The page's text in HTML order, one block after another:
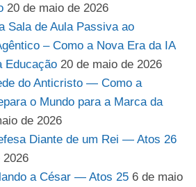
20 de maio de 2026
Sala de Aula Passiva ao
– Como a Nova Era da IA
Educação 20 de maio de 2026
do Anticristo — Como a
o Mundo para a Marca da
de 2026
Diante de um Rei — Atos 26
2026
a César — Atos 25 6 de maio